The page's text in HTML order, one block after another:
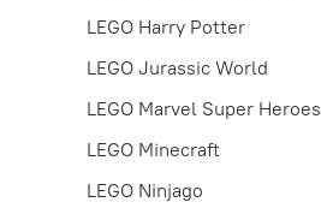
LEGO Harry Potter
LEGO Jurassic World
LEGO Marvel Super Heroes
LEGO Minecraft
LEGO Ninjago